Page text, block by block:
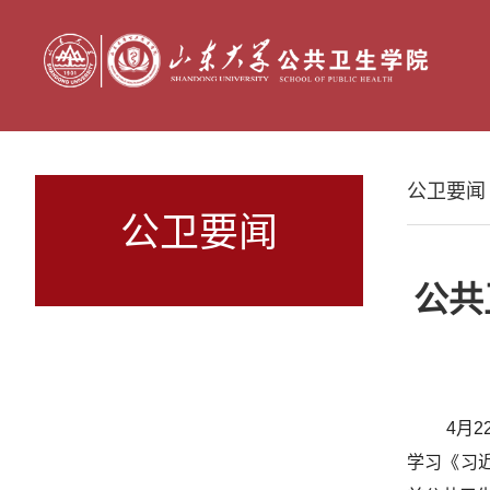
公卫要闻
公卫要闻
公
4月
学习《习